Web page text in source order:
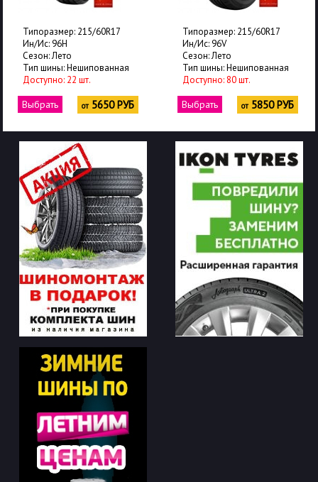
Типоразмер: 215/60R17
Ин/Ис: 96H
Сезон: Лето
Тип шины: Нешипованная
Доступно: 22 шт.
Выбрать от5650 РУБ
Типоразмер: 215/60R17
Ин/Ис: 96V
Сезон: Лето
Тип шины: Нешипованная
Доступно: 80 шт.
Выбрать от5850 РУБ